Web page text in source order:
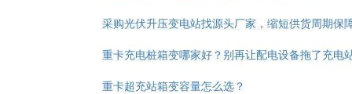
采购光伏升压变电站找源头厂家，缩短供货周期保
重卡充电桩箱变哪家好？别再让配电设备拖了充电
重卡超充站箱变容量怎么选？